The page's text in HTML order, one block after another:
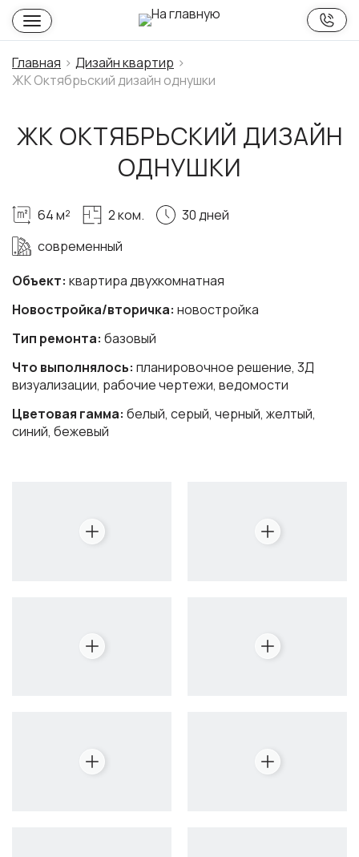
Главная
Дизайн квартир
ЖК Октябрьский дизайн однушки
ЖК ОКТЯБРЬСКИЙ ДИЗАЙН
ОДНУШКИ
Объект: квартира двухкомнатная
Новостройка/вторичка: новостройка
Тип ремонта: базовый
Что выполнялось: планировочное решение, 3Д
визуализации, рабочие чертежи, ведомости
Цветовая гамма: белый, серый, черный, желтый,
синий, бежевый
64 м² 2 ком.
30 дней
современный